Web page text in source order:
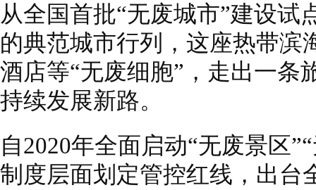
从全国首批“无废城市”建设试
的典范城市行列，这座热带滨
酒店等“无废细胞”，走出一条
持续发展新路。
自2020年全面启动“无废景区
制度层面划定管控红线，出台